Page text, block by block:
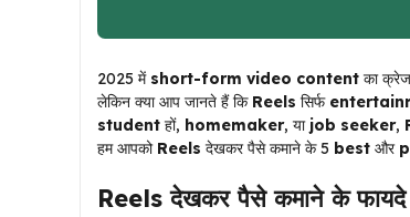
2025 में short-form video content का
लेकिन क्या आप जानते हैं कि Reels सिर्फ
student हों, homemaker, या job seeker,
हम आपको Reels देखकर पैसे कमाने के 5 best और
Reels देखकर पैसे कमाने के फायदे